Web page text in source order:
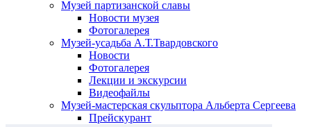
Музей партизанской славы
Новости музея
Фотогалерея
Музей-усадьба А.Т.Твардовского
Новости
Фотогалерея
Лекции и экскурсии
Видеофайлы
Музей-мастерская скульптора Альберта Сергеева
Прейскурант